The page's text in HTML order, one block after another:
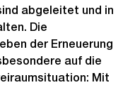
abgeleitet und in
Die
der Erneuerung
auf die
Mit